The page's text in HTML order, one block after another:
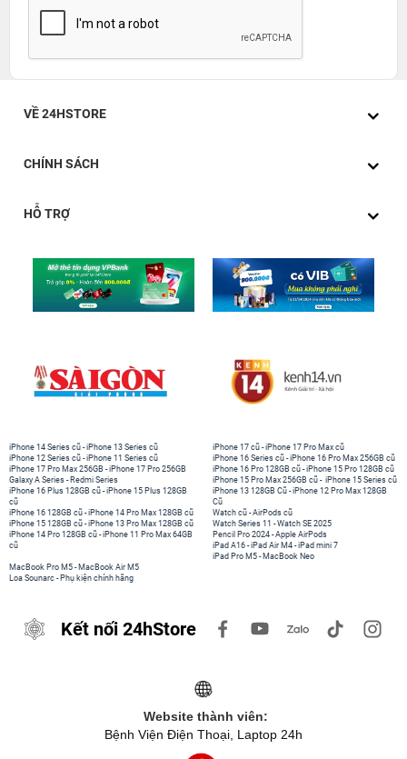
VỀ 24HSTORE
CHÍNH SÁCH
HỖ TRỢ
iPhone 14 Series cũ -iPhone 13 Series cũ
iPhone 12 Series cũ -iPhone 11 Series cũ
iPhone 17 Pro Max 256GB -iPhone 17 Pro 256GB
Galaxy A Series - Redmi Series
iPhone 17 cũ -iPhone 17 Pro Max cũ
iPhone 16 Series cũ - iPhone 16 Pro Max 256GB cũ
iPhone 16 Pro 128GB cũ -iPhone 15 Pro 128GB cũ
iPhone 15 Pro Max 256GB cũ - iPhone 15 Series cũ
iPhone 16 Plus 128GB cũ -iPhone 15 Plus 128GB
cũ
iPhone 16 128GB cũ -iPhone 14 Pro Max 128GB cũ
iPhone 15 128GB cũ -iPhone 13 Pro Max 128GB cũ
iPhone 14 Pro 128GB cũ -iPhone 11 Pro Max 64GB
cũ
iPhone 13 128GB Cũ -iPhone 12 Pro Max 128GB
Cũ
Watch cũ -AirPods cũ
Watch Series 11 -Watch SE 2025
Pencil Pro 2024 -Apple AirPods
iPad A16 -iPad Air M4 -iPad mini 7
iPad Pro M5 - MacBook Neo
MacBook Pro M5 - MacBook Air M5
Loa Sounarc - Phụ kiện chính hãng
Kết nối 24hStore
Website thành viên:
Bệnh Viện Điện Thoại, Laptop 24h